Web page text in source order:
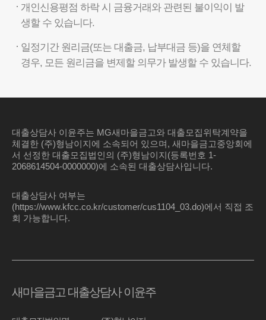
개인신용평점 하락 시 금융거래와 관련된 불이익이 발
생할 수 있습니다.
일정기간 원리금(또는 대출금, 납부대금 등)을 연체할
경우, 모든 원리금을 변제할 의무가 발생할 수 있습니다.
대출상담사 이윤주는 MG새마을금고와 대출모집위탁계약을
체결한 (주)형남이지에 소속되어 있으며, 새마을금고중앙회에
서 선정한 대출모집법인의 (주)형남이지(등록번호 1-
2068614504-0000000)에 소속된 대출상담사입니다.
대출상담사 여부는
(https://www.kfcc.co.kr/customer/cus1104_03.do)에서 직접 조
회 가능합니다.
새마을금고 대출상담사 이윤주